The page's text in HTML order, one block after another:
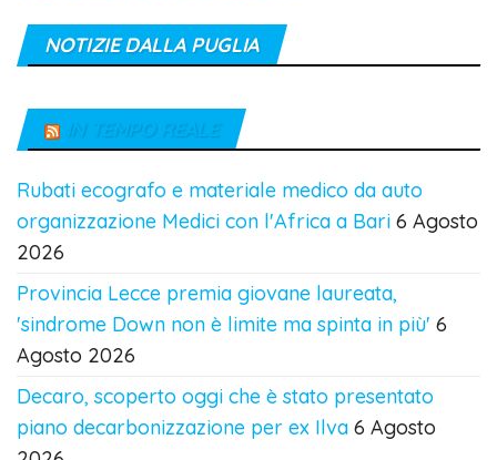
NOTIZIE DALLA PUGLIA
IN TEMPO REALE
Rubati ecografo e materiale medico da auto
organizzazione Medici con l'Africa a Bari 6 Agosto
2026
Provincia Lecce premia giovane laureata,
'sindrome Down non è limite ma spinta in più' 6
Agosto 2026
Decaro, scoperto oggi che è stato presentato
piano decarbonizzazione per ex Ilva 6 Agosto